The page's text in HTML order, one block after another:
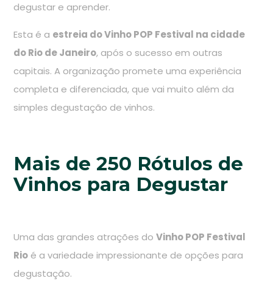
degustar e aprender.
Esta é a estreia do Vinho POP Festival na cidade
do Rio de Janeiro, após o sucesso em outras
capitais. A organização promete uma experiência
completa e diferenciada, que vai muito além da
simples degustação de vinhos.
Mais de 250 Rótulos de
Vinhos para Degustar
Uma das grandes atrações doVinho POP Festival
Rio é a variedade impressionante de opções para
degustação.